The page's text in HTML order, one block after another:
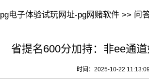
pg电子体验试玩网址-pg网赌软件>> 问
省提名600分加持：非ee通
时间：2025-10-22